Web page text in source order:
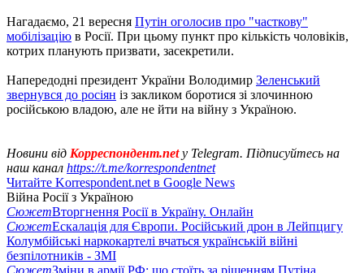
Нагадаємо, 21 вересня Путін оголосив про "часткову"
мобілізацію в Росії. При цьому пункт про кількість чоловіків,
котрих планують призвати, засекретили.
Напередодні президент України Володимир Зеленський
звернувся до росіян із закликом боротися зі злочинною
російською владою, але не йти на війну з Україною.
Новини від Корреспондент.netу Telegram. Підписуйтесь на
наш канал https://t.me/korrespondentnet
Читайте Korrespondent.net в Google News
Війна Росії з Україною
СюжетВторгнення Росії в Україну. Онлайн
СюжетЕскалація для Європи. Російський дрон в Лейпцигу
Колумбійські наркокартелі вчаться українській війні
безпілотників - ЗМІ
СюжетЗміни в армії РФ: що стоїть за рішенням Путіна